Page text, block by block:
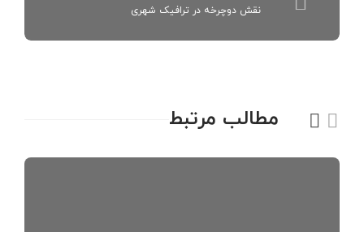
نقش دوچرخه در ترافیک شهری
مطالب مرتبط